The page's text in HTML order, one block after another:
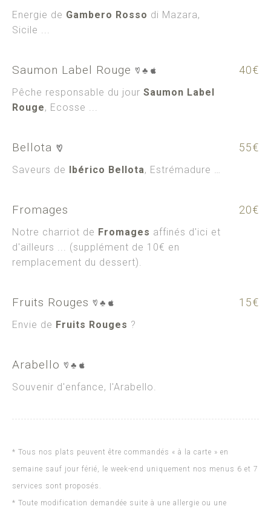
Energie de Gambero Rosso di Mazara,
Sicile ...
Saumon Label Rouge
Pêche responsable du jour Saumon Label
Rouge, Ecosse ...
40€
Bellota
Saveurs de Ibérico Bellota, Estrémadure …
55€
Fromages
Notre charriot de Fromages affinés d'ici et
d'ailleurs ... (supplément de 10€ en
remplacement du dessert).
20€
Fruits Rouges
Envie de Fruits Rouges ?
15€
Arabello
Souvenir d'enfance, l'Arabello.
* Tous nos plats peuvent être commandés « à la carte » en
semaine sauf jour férié, le week-end uniquement nos menus 6 et 7
services sont proposés.
* Toute modification demandée suite à une allergie ou une